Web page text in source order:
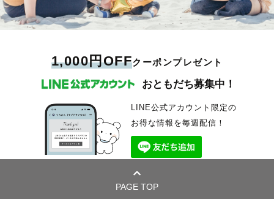
1,000円OFFクーポンプレゼント
おともだち募集中！
LINE公式アカウント限定の
お得な情報を毎週配信！
PAGE TOP